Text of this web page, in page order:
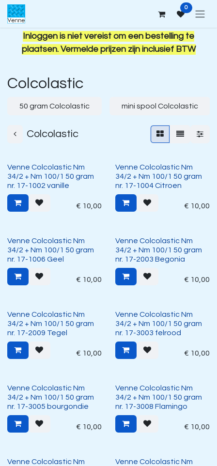
Overslaan naar inhoud 0
Inloggen is niet vereist om een bestelling te
plaatsen. Vermelde prijzen zijn inclusief BTW
Colcolastic
50 gram Colcolastic mini spool Colcolastic
Colcolastic
Venne Colcolastic Nm
34/2 + Nm 100/1 50 gram
nr. 17-1002 vanille
€ 10,00
Venne Colcolastic Nm
34/2 + Nm 100/1 50 gram
nr. 17-1004 Citroen
€ 10,00
Venne Colcolastic Nm
34/2 + Nm 100/1 50 gram
nr. 17-1006 Geel
€ 10,00
Venne Colcolastic Nm
34/2 + Nm 100/1 50 gram
nr. 17-2003 Begonia
€ 10,00
Venne Colcolastic Nm
34/2 + Nm 100/1 50 gram
nr. 17-2009 Tegel
€ 10,00
Venne Colcolastic Nm
34/2 + Nm 100/1 50 gram
nr. 17-3003 felrood
€ 10,00
Venne Colcolastic Nm
34/2 + Nm 100/1 50 gram
nr. 17-3005 bourgondie
€ 10,00
Venne Colcolastic Nm
34/2 + Nm 100/1 50 gram
nr. 17-3008 Flamingo
€ 10,00
Venne Colcolastic Nm
Venne Colcolastic Nm